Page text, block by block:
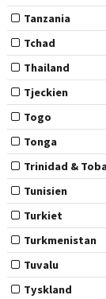
Tanzania
Tchad
Thailand
Tjeckien
Togo
Tonga
Trinidad &
Tunisien
Turkiet
Turkmenistan
Tuvalu
Tyskland